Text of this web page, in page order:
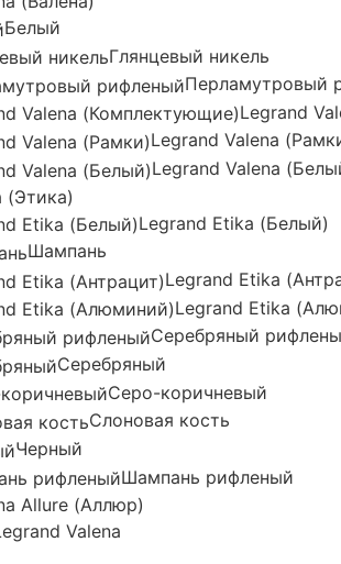
Белый
Глянцевый никель
Перламутровый
Legrand
Legrand Valena
Legrand Valena
(Этика)
Legrand Etika (Белый)
Шампань
Legrand Etika
Legrand Etika
Серебряный
Серебряный
Серо-коричневый
Слоновая кость
Черный
Шампань рифленый
Allure (Аллюр)
Valena